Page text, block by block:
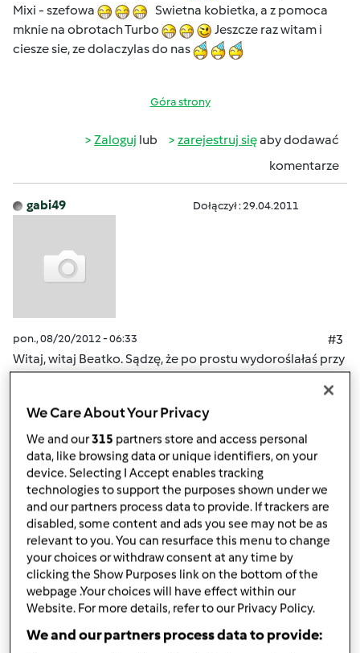
Mixi - szefowa
Swietna kobietka, a z pomoca
mknie na obrotach Turbo
Jeszcze raz witam i
ciesze sie, ze dolaczylas do nas
Góra strony
Zaloguj lub zarejestruj sięaby dodawać
komentarze
gabi49 Dołączył : 29.04.2011
pon., 08/20/2012 - 06:33
#3
Witaj, witaj Beatko. Sądzę, że po prostu wydoroślałaś przy
thermomixie, masz swoją rodzne i wiesz z doswiadczenia
co to jest w kuchni Thermomix. Brawo ! Działaj! Czekamy
na Twoje przepisy.
Góra strony
Zalogujlub zarejestruj sięaby dodawać
komentarze
magi1 (niezweryfikowany)
We Care About Your Privacy
We and our315 partners store and access personal
data, like browsing data or unique identifiers, on your
device. Selecting I Accept enables tracking
technologies to support the purposes shown under we
and our partners process data to provide. If trackers are
disabled, some content and ads you see may not be as
relevant to you. You can resurface this menu to change
your choices or withdraw consent at any time by
clicking the Show Purposes link on the bottom of the
webpage .Your choices will have effect within our
Website. For more details, refer to our Privacy Policy.
We and our partners process data to provide: